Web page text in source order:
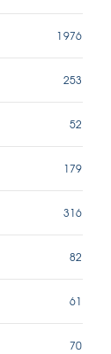
吹
団
1976
253
52
179
316
82
61
70